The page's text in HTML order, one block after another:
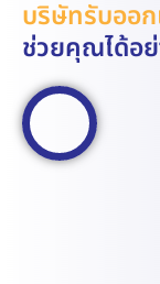
บริษัทรับออ
ช่วยคุณได้อย่